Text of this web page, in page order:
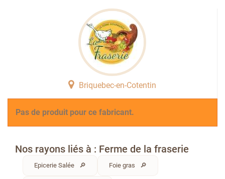
Briquebec-en-Cotentin
Pas de produit pour ce fabricant.
Nos rayons liés à : Ferme de la fraserie
Epicerie Salée Foie gras